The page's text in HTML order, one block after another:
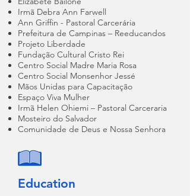
Irmã Debra Ann Farwell
Ann Griffin - Pastoral Carcerária
Prefeitura de Campinas – Reeducandos
Projeto Liberdade
Fundação Cultural Cristo Rei
Centro Social Madre Maria Rosa
Centro Social Monsenhor Jessé
Mãos Unidas para Capacitação
Espaço Viva Mulher
Irmã Helen Ohiemi – Pastoral Carceraria
Mosteiro do Salvador
Comunidade de Deus e Nossa Senhora
Education